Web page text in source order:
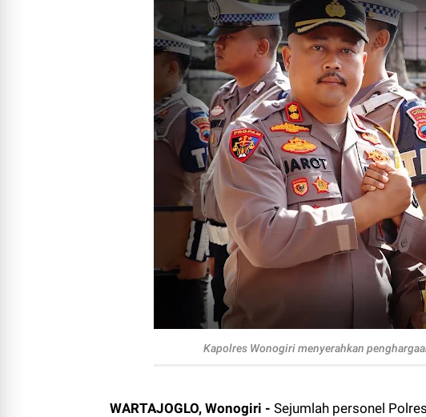
Kapolres Wonogiri menyerahkan
WARTAJOGLO, Wonogiri - Sejumlah personel